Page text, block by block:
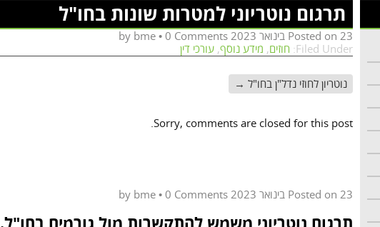
תרגום נוטריוני למטרות שונות בחו"ל
Posted on 23 בינואר 2023 bme • 0 Comments
Filed Under: חוזים, מידע נוסף, עורכי דין
נוטריון לחוזי נדל"ן בחו"ל →
Sorry, comments are closed for this post.
Posted on 23 בינואר 2023 bme • 0 Comments